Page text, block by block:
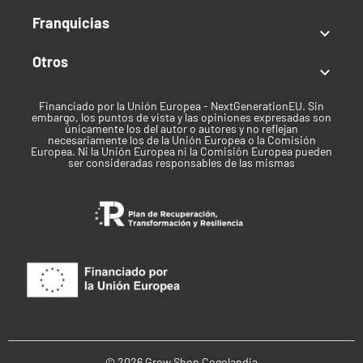
Ventajas del depósito 1000L
- Fácil llenado y vaciado
- Producto reacondicionado, opción económica y
sostenible
Franquicias

Otros

Financiado por la Unión Europea - NextGenerationEU. Sin
embargo, los puntos de vista y las opiniones expresadas son
únicamente los del autor o autores y no reflejan
necesariamente los de la Unión Europea o la Comisión
Europea. Ni la Unión Europea ni la Comisión Europea pueden
ser consideradas responsables de las mismas